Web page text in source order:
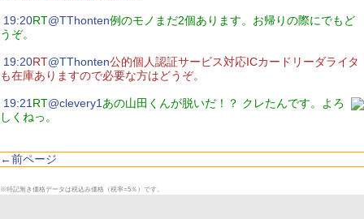
19:20RT@TThonten例のモノまだ2個あります。お帰りの際にでもど
うぞ。
19:20RT@TThonten公的個人認証サービス対応ICカードリーダライタ
も在庫ありますので必要な方はどうぞ。
19:21 RT@clevery1 あの山田くんが脱いだ！？ クレたんです。よろ
しくねっ。
←前ページ
※特記無き価格データは税込み価格（税率=5％）です。